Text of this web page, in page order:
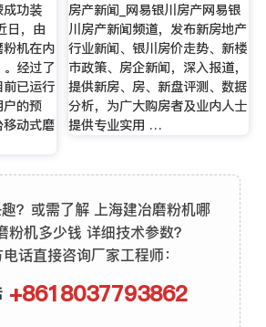
成功装
日，由
机在内
经过了
已运行
户的预
动式磨
房产新闻_网易银川房产网易银
川房产新闻频道，发布新房地产
行业新闻、银川房价走势、新楼
市政策、房企新闻，深入报道，
提供新房、房、新盘评测、数据
分析，为广大购房者及业内人士
提供专业实用 …
？或需了解 上海建冶磨粉机哪
粉机多少钱 详细技术参数？
话直接咨询厂家工程师：
+8618037793862